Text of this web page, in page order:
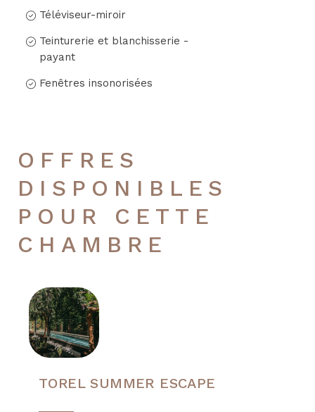
Téléviseur-miroir
Teinturerie et blanchisserie -
payant
Fenêtres insonorisées
OFFRES
DISPONIBLES
POUR CETTE
CHAMBRE
TOREL SUMMER ESCAPE